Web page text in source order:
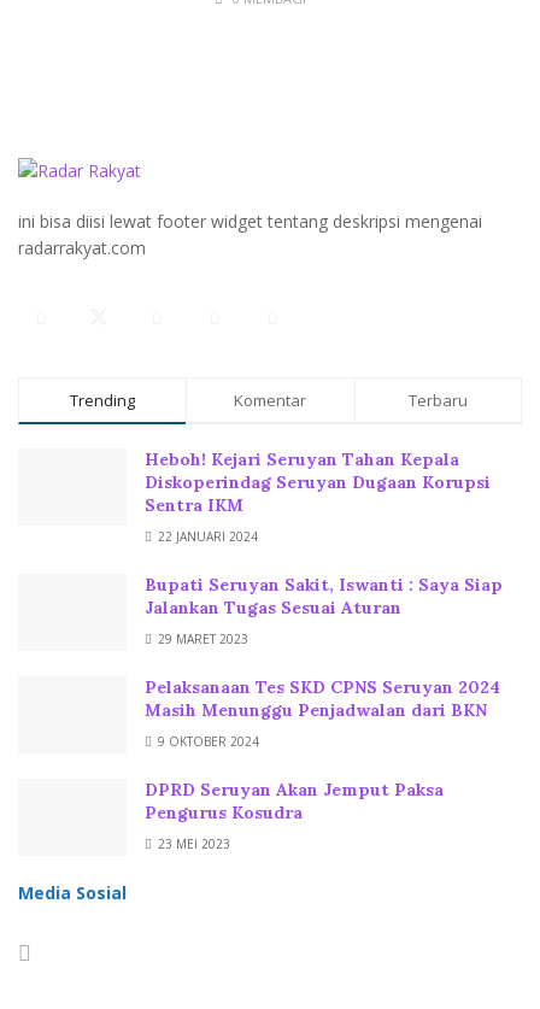
ini bisa diisi lewat footer widget tentang deskripsi mengenai
radarrakyat.com
Trending Komentar Terbaru
Heboh! Kejari Seruyan Tahan Kepala
Diskoperindag Seruyan Dugaan Korupsi
Sentra IKM
22 JANUARI 2024
Bupati Seruyan Sakit, Iswanti : Saya Siap
Jalankan Tugas Sesuai Aturan
29 MARET 2023
Pelaksanaan Tes SKD CPNS Seruyan 2024
Masih Menunggu Penjadwalan dari BKN
9 OKTOBER 2024
DPRD Seruyan Akan Jemput Paksa
Pengurus Kosudra
23 MEI 2023
Media Sosial